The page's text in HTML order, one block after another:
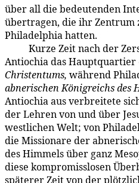
über all die bedeutenden
übertragen, die ihr Zentrum
Philadelphia hatten.
Kurze Zeit nach der
Antiochia das Haupt­quartier
Christentums, während
abnerischen Königreichs des
Antiochia aus verbreitete
der Lehren von und über
westlichen Welt; von
die Missionare der
des Himmels über ganz
diese kompromisslosen
späterer Zeit von der